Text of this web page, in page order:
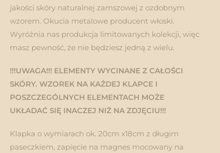
jakości skóry naturalnej zamszowej z ozdobnym
wzorem. Okucia metalowe producent włoski.
Wyróżnia nas produkcja limitowanych kolekcji, więc
masz pewność, że nie będziesz jedną z wielu.
!!!UWAGA!!! ELEMENTY WYCINANE Z CAŁOŚCI
SKÓRY. WZOREK NA KAŻDEJ KLAPCE I
POSZCZEGÓLNYCH ELEMENTACH MOŻE
UKŁADAĆ SIĘ INACZEJ NIŻ NA ZDJĘCIU!!!
Klapka o wymiarach ok. 20cm x18cm z długim
paseczkiem, zapięcie na magnes mocowany na